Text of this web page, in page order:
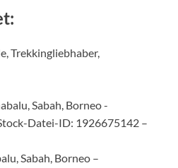
Trekkingliebhaber,
Sabah, Borneo –